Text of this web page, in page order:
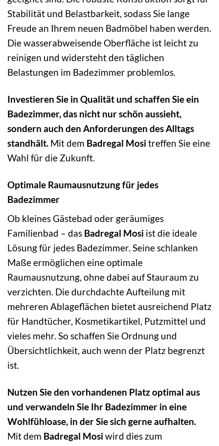
Stabilität und Belastbarkeit, sodass Sie lange
Freude an Ihrem neuen Badmöbel haben werden.
Die wasserabweisende Oberfläche ist leicht zu
reinigen und widersteht den täglichen
Belastungen im Badezimmer problemlos.
Investieren Sie in Qualität und schaffen Sie ein
Badezimmer, das nicht nur schön aussieht,
sondern auch den Anforderungen des Alltags
standhält. Mit dem Badregal Mosi treffen Sie eine
Wahl für die Zukunft.
Optimale Raumausnutzung für jedes
Badezimmer
Ob kleines Gästebad oder geräumiges
Familienbad – das Badregal Mosi ist die ideale
Lösung für jedes Badezimmer. Seine schlanken
Maße ermöglichen eine optimale
Raumausnutzung, ohne dabei auf Stauraum zu
verzichten. Die durchdachte Aufteilung mit
mehreren Ablageflächen bietet ausreichend Platz
für Handtücher, Kosmetikartikel, Putzmittel und
vieles mehr. So schaffen Sie Ordnung und
Übersichtlichkeit, auch wenn der Platz begrenzt
ist.
Nutzen Sie den vorhandenen Platz optimal aus
und verwandeln Sie Ihr Badezimmer in eine
Wohlfühloase, in der Sie sich gerne aufhalten.
Mit dem Badregal Mosi wird dies zum